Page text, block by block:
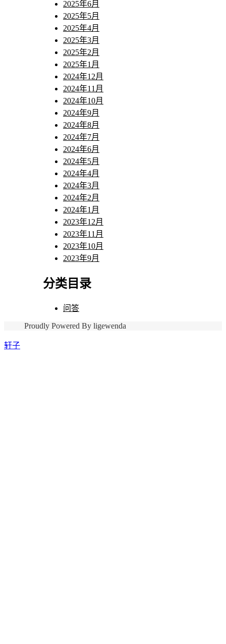
2025年6月
2025年5月
2025年4月
2025年3月
2025年2月
2025年1月
2024年12月
2024年11月
2024年10月
2024年9月
2024年8月
2024年7月
2024年6月
2024年5月
2024年4月
2024年3月
2024年2月
2024年1月
2023年12月
2023年11月
2023年10月
2023年9月
分类目录
问答
Proudly Powered By ligewenda
轩子